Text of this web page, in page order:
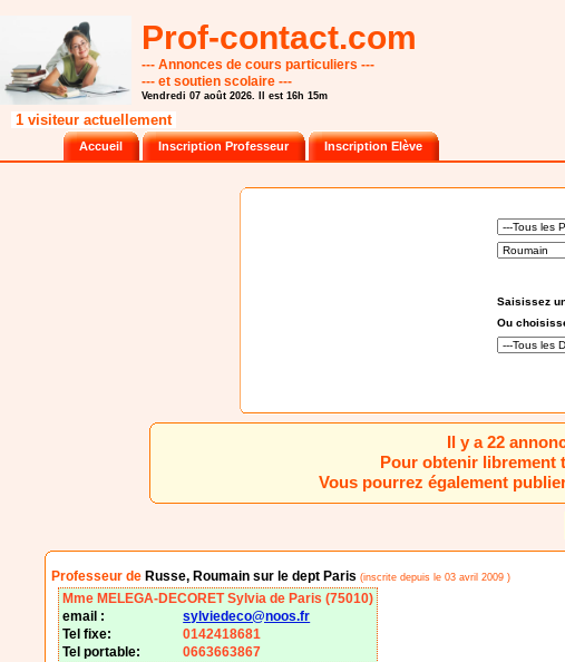
Prof-contact.com
--- Annonces de cours particuliers ---
--- et soutien scolaire ---
Vendredi 07 août 2026. Il est 16h 15m
1 visiteur actuellement
Accueil Inscription Professeur Inscription Elève
Saisissez
Ou
Il y a 22
Pour obtenir librement
Vous pourrez également
Professeur de Russe, Roumain sur le dept Paris (inscrite depuis le 03 avril 2009 )
Mme MELEGA-DECORET Sylvia de Paris (75010)
email :
sylviedeco@noos.fr
Tel fixe:
0142418681
Tel portable:
0663663867